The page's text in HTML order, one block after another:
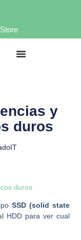
y
duros
SSD (solid state
HDD para ver cual